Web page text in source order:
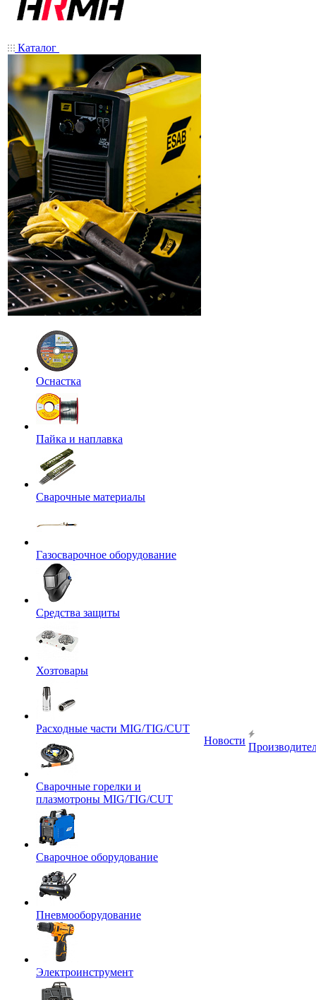
Каталог
Оснастка
Пайка и наплавка
Сварочные материалы
Газосварочное оборудование
Средства защиты
Хозтовары
Расходные части MIG/TIG/CUT
Сварочные горелки и
плазмотроны MIG/TIG/CUT
Сварочное оборудование
Пневмооборудование
Электроинструмент
Новости